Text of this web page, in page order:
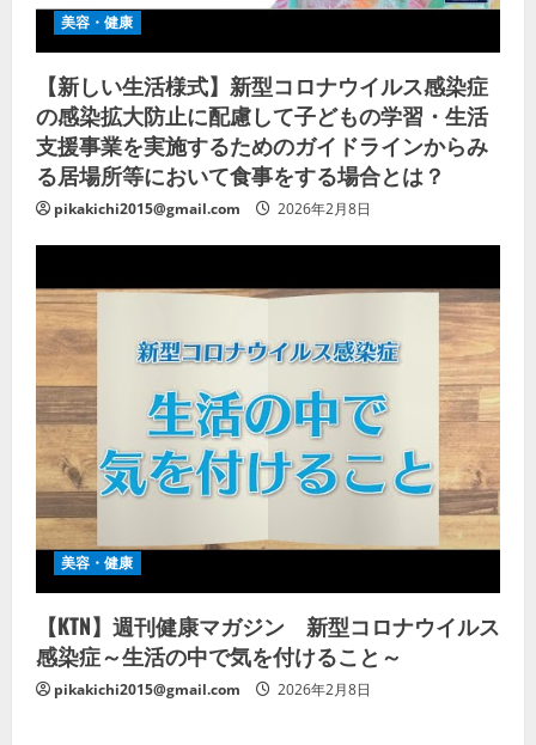
美容・健康
【新しい生活様式】新型コロナウイルス感染症
の感染拡大防止に配慮して子どもの学習・生活
支援事業を実施するためのガイドラインからみ
る居場所等において食事をする場合とは？
pikakichi2015@gmail.com 2026年2月8日
美容・健康
【KTN】週刊健康マガジン 新型コロナウイルス
感染症～生活の中で気を付けること～
pikakichi2015@gmail.com 2026年2月8日